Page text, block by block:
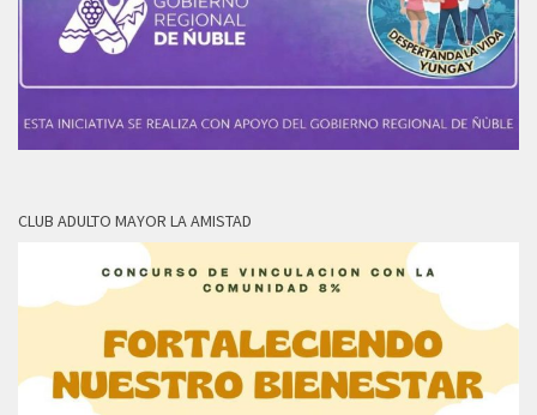
CLUB ADULTO MAYOR LA AMISTAD